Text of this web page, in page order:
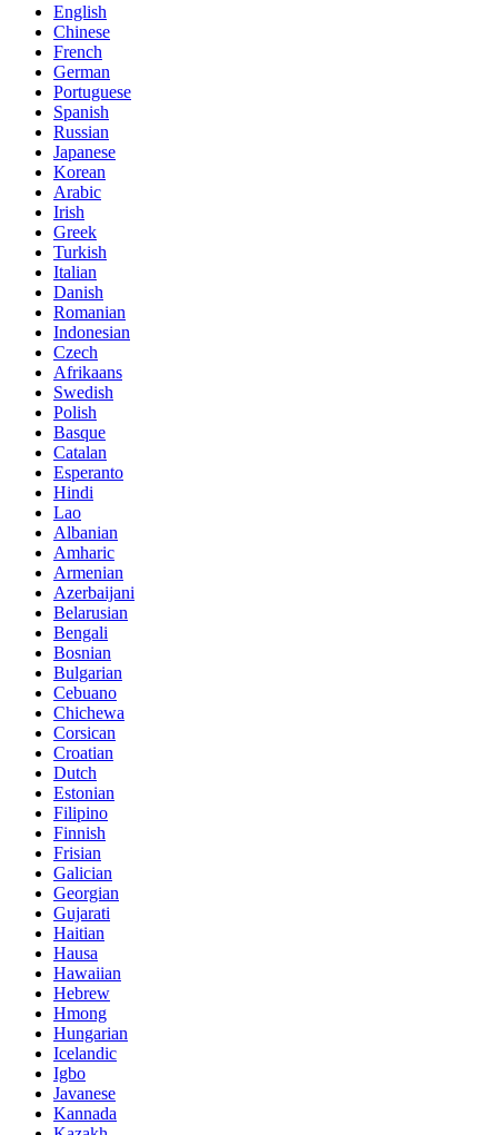
English
Chinese
French
German
Portuguese
Spanish
Russian
Japanese
Korean
Arabic
Irish
Greek
Turkish
Italian
Danish
Romanian
Indonesian
Czech
Afrikaans
Swedish
Polish
Basque
Catalan
Esperanto
Hindi
Lao
Albanian
Amharic
Armenian
Azerbaijani
Belarusian
Bengali
Bosnian
Bulgarian
Cebuano
Chichewa
Corsican
Croatian
Dutch
Estonian
Filipino
Finnish
Frisian
Galician
Georgian
Gujarati
Haitian
Hausa
Hawaiian
Hebrew
Hmong
Hungarian
Icelandic
Igbo
Javanese
Kannada